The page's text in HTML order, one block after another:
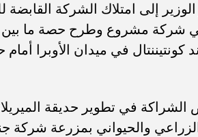
كونتيننتال في ميدان الأوبرا
في تطوير حديقة
الزراعي والحيواني بمزرعة